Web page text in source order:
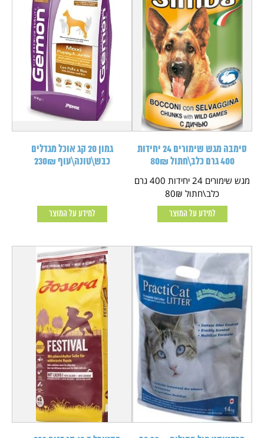
סימבה מגש שימורים 24 יחידות
400 גרם כלב\חתול 80₪
מגש שימורים 24 יחידות 400 גרם
כלב\חתול 80₪
למידע על המוצר
גמון 20 קג אוכל מגדלים
כבש\טונה\עוף 230₪
למידע על המוצר